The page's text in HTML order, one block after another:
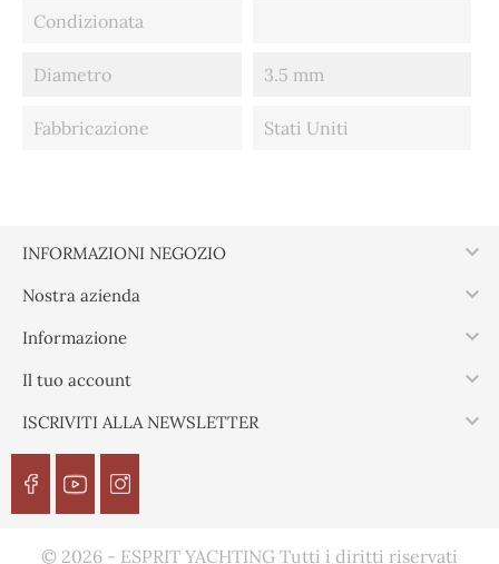
Condizionata
Diametro 3.5 mm
Fabbricazione Stati Uniti
INFORMAZIONI NEGOZIO 
Nostra azienda 
Informazione 
Il tuo account 
ISCRIVITI ALLA NEWSLETTER 
© 2026 - ESPRIT YACHTING Tutti i diritti riservati